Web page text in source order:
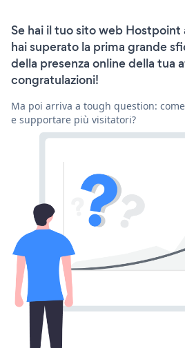
Se hai il tuo sito web
hai superato la prima grande
della presenza online della tua
congratulazioni!
Ma poi arriva a tough question:
e supportare più visitatori?